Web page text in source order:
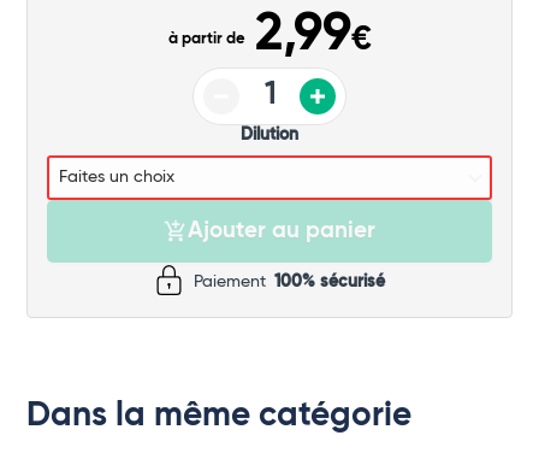
à partir de 2,99€
Dilution
Ajouter au panier
Paiement 100% sécurisé
Dans la même catégorie